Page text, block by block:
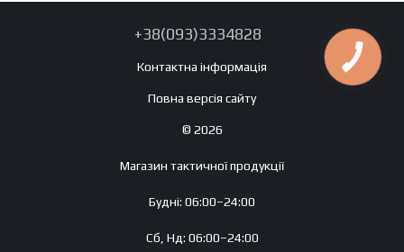
+38(093)3334828
Контактна інформація
Повна версія сайту
© 2026
Магазин тактичної продукції
Будні: 06:00–24:00
Сб, Нд: 06:00–24:00